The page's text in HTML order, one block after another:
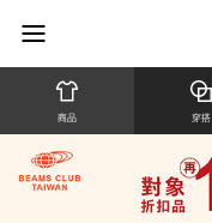
商品 穿搭